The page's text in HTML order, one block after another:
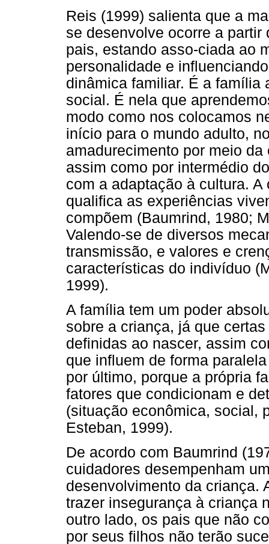
Reis (1999) salienta que a
se desenvolve ocorre a
pais, estando asso-ciada ao
personalidade e
dinâmica familiar. É a família
social. É nela que
modo como nos colocamos
início para o mundo adulto,
amadurecimento por meio
assim como por intermédio
com a adaptação à cultura.
qualifica as experiências
compõem (Baumrind, 1980;
Valendo-se de diversos
transmissão, e valores e
características do indivíduo
1999).
A família tem um poder
sobre a criança, já que
definidas ao nascer, assim
que influem de forma
por último, porque a própria
fatores que condicionam e
(situação econômica, social,
Esteban, 1999).
De acordo com Baumrind
cuidadores desempenham
desenvolvimento da criança.
trazer insegurança à criança
outro lado, os pais que não
por seus filhos não terão